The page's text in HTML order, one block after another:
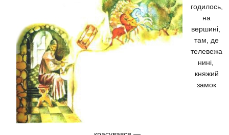
годилось,
на
вершині,
там, де
телевежа
нині,
княжий
замок